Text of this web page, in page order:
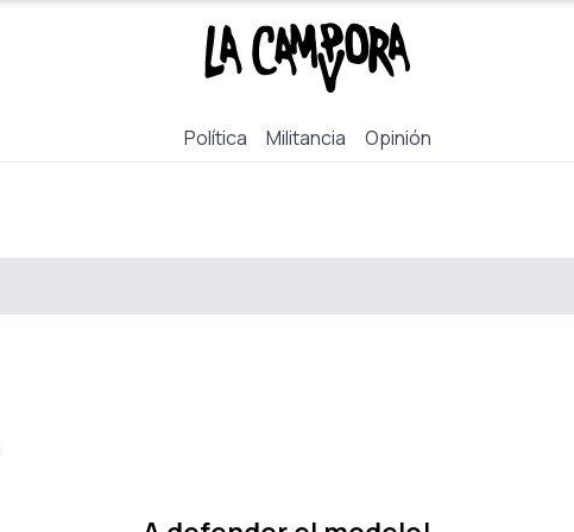
Política Militancia Opinión